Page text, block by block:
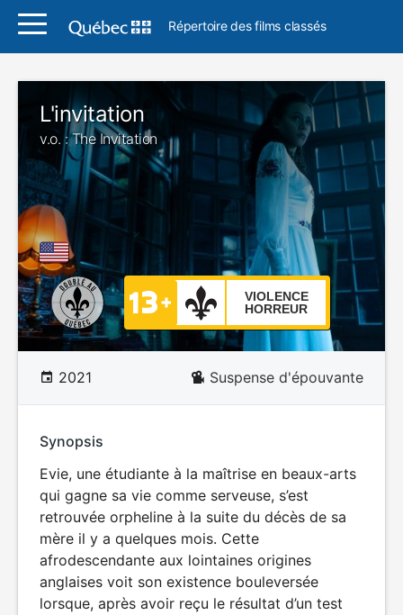
Répertoire des films classés
L'invitation
v.o. : The Invitation
VIOLENCE
HORREUR
2021 Suspense d'épouvante
Synopsis
Evie, une étudiante à la maîtrise en beaux-arts
qui gagne sa vie comme serveuse, s’est
retrouvée orpheline à la suite du décès de sa
mère il y a quelques mois. Cette
afrodescendante aux lointaines origines
anglaises voit son existence bouleversée
lorsque, après avoir reçu le résultat d’un test